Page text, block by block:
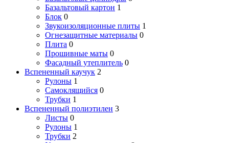
Базальтовый картон 1
Блок 0
Звукоизоляционные плиты 1
Огнезащитные материалы 0
Плита 0
Прошивные маты 0
Фасадный утеплитель 0
Вспененный каучук 2
Рулоны 1
Самоклящийся 0
Трубки 1
Вспененный полиэтилен 3
Листы 0
Рулоны 1
Трубки 2